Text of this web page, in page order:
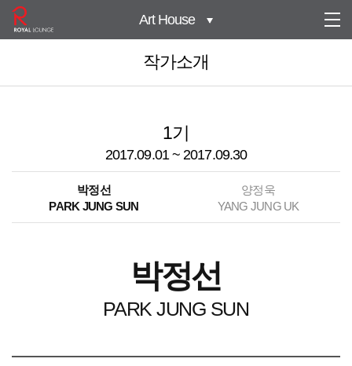
Art House
작가소개
1기
2017.09.01 ~ 2017.09.30
박정선
PARK JUNG SUN
양정욱
YANG JUNG UK
박정선
PARK JUNG SUN